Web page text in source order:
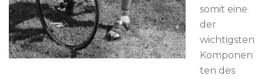
somit eine
der
wichtigsten
Komponen
ten des